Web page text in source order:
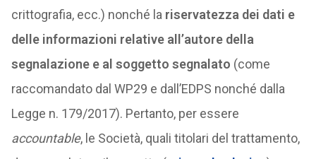
crittografia, ecc.) nonché la riservatezza dei dati e
delle informazioni relative all’autore della
segnalazione e al soggetto segnalato (come
raccomandato dal WP29 e dall’EDPS nonché dalla
Legge n. 179/2017). Pertanto, per essere
accountable, le Società, quali titolari del trattamento,